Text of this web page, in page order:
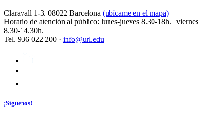
Claravall 1-3. 08022 Barcelona (ubícame en el mapa)
Horario de atención al público: lunes-jueves 8.30-18h. | viernes
8.30-14.30h.
Tel. 936 022 200 · info@url.edu
¡Síguenos!